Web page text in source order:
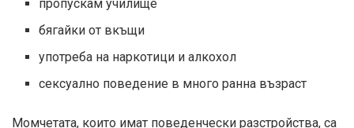
пропускам училище
бягайки от вкъщи
употреба на наркотици и алкохол
сексуално поведение в много ранна възраст
Момчетата, които имат поведенчески разстройства, са